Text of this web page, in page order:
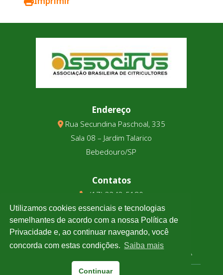
Endereço
Rua Secundina Paschoal, 335
Sala 08 – Jardim Talarico
Bebedouro/SP
Contatos
(17) 3343-5180
(17) 99123-9831
Cotação
Clique e confira a cotação de todas as moedas.
Utilizamos cookies essenciais e tecnologias
semelhantes de acordo com a nossa Política de
Privacidade e, ao continuar navegando, você
concorda com estas condições. Saiba mais
Continuar